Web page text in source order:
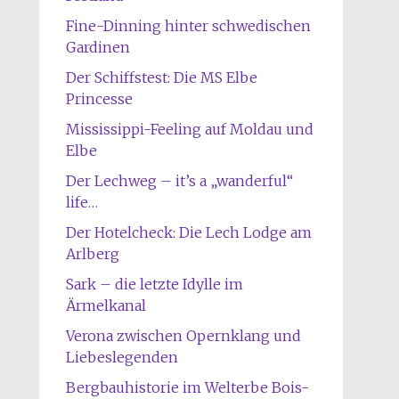
Fine-Dinning hinter schwedischen
Gardinen
Der Schiffstest: Die MS Elbe
Princesse
Mississippi-Feeling auf Moldau und
Elbe
Der Lechweg – it’s a „wanderful“
life…
Der Hotelcheck: Die Lech Lodge am
Arlberg
Sark – die letzte Idylle im
Ärmelkanal
Verona zwischen Opernklang und
Liebeslegenden
Bergbauhistorie im Welterbe Bois-